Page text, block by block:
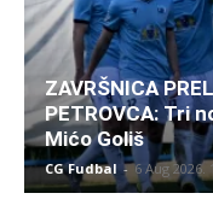
ZAVRŠNICA
PETROVCA: Tri
Mićo Goliš
CG Fudbal - 6 Aug 2026.